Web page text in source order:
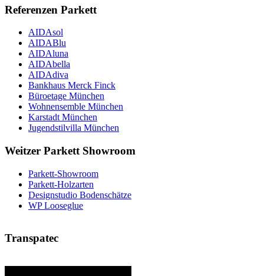
Referenzen Parkett
AIDAsol
AIDABlu
AIDAluna
AIDAbella
AIDAdiva
Bankhaus Merck Finck
Büroetage München
Wohnensemble München
Karstadt München
Jugendstilvilla München
Weitzer Parkett Showroom
Parkett-Showroom
Parkett-Holzarten
Designstudio Bodenschätze
WP Looseglue
Transpatec